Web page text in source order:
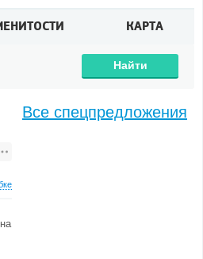
КАРТА
Найти
Все спецпредложения